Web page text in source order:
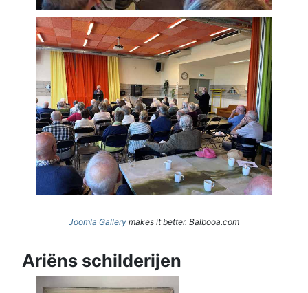
Joomla Gallery makes it better. Balbooa.com
Ariëns schilderijen